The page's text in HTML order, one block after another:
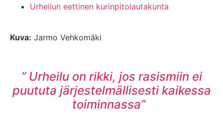
Urheilun eettinen kurinpitolautakunta
Kuva: Jarmo Vehkomäki
” Urheilu on rikki, jos rasismiin ei
puututa järjestelmällisesti kaikessa
toiminnassa”